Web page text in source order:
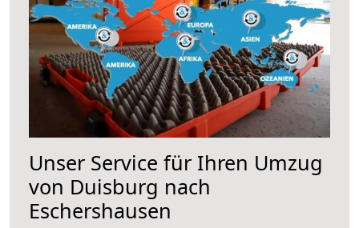
Unser Service für Ihren Umzug
von Duisburg nach
Eschershausen